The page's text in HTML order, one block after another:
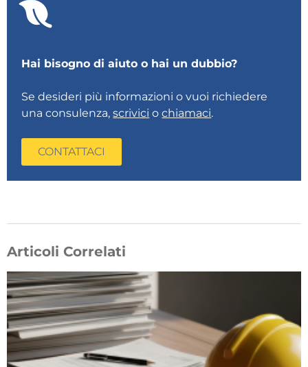
Hai bisogno di aiuto o hai un dubbio?
Se desideri più informazioni o vuoi richiedere
una consulenza,scrivici ochiamaci.
CONTATTACI
Articoli Correlati